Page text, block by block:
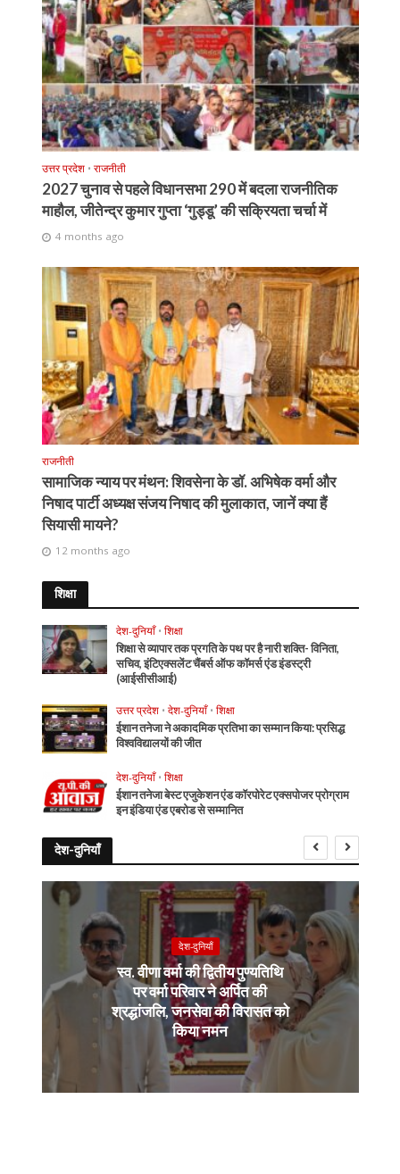
उत्तर प्रदेश • राजनीती
2027 चुनाव से पहले विधानसभा 290 में बदला राजनीतिक
माहौल, जीतेन्द्र कुमार गुप्ता ‘गुड्डू’ की सक्रियता चर्चा में
4 months ago
राजनीती
सामाजिक न्याय पर मंथन: शिवसेना के डॉ. अभिषेक वर्मा और
निषाद पार्टी अध्यक्ष संजय निषाद की मुलाकात, जानें क्या हैं
सियासी मायने?
12 months ago
शिक्षा
देश-दुनियाँ • शिक्षा
शिक्षा से व्यापार तक प्रगति के पथ पर है नारी शक्ति- विनिता,
सचिव, इंटिएक्सलेंट चैंबर्स ऑफ कॉमर्स एंड इंडस्ट्री
(आईसीसीआई)
उत्तर प्रदेश • देश-दुनियाँ • शिक्षा
ईशान तनेजा ने अकादमिक प्रतिभा का सम्मान किया: प्रसिद्ध
विश्वविद्यालयों की जीत
देश-दुनियाँ • शिक्षा
ईशान तनेजा बेस्ट एजुकेशन एंड कॉरपोरेट एक्सपोजर प्रोग्राम
इन इंडिया एंड एबरोड से सम्मानित
देश-दुनियाँ
देश-दुनियाँ
स्व. वीणा वर्मा की द्वितीय पुण्यतिथि
पर वर्मा परिवार ने अर्पित की
श्रद्धांजलि, जनसेवा की विरासत को
किया नमन